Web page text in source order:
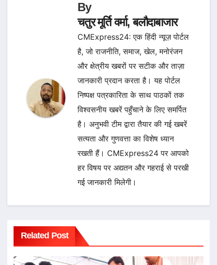
By
चतुर मूर्ति वर्मा, बलौदाबाजार
CMExpress24: एक हिंदी न्यूज़ पोर्टल
है, जो राजनीति, समाज, खेल, मनोरंजन
और क्षेत्रीय खबरों पर सटीक और ताज़ा
जानकारी प्रदान करता है। यह पोर्टल
निष्पक्ष पत्रकारिता के साथ पाठकों तक
विश्वसनीय खबरें पहुँचाने के लिए समर्पित
है। अनुभवी टीम द्वारा तैयार की गई खबरें
सत्यता और गुणवत्ता का विशेष ध्यान
रखती हैं। CMExpress24 पर आपको
हर विषय पर अद्यतन और गहराई से परखी
गई जानकारी मिलेगी।
Related Post